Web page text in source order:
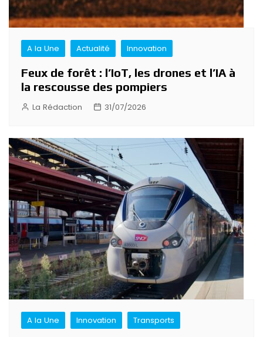
A la Une Actualité Innovation
Feux de forêt : l’IoT, les drones et l’IA à
la rescousse des pompiers
La Rédaction 31/07/2026
A la Une Innovation Transports